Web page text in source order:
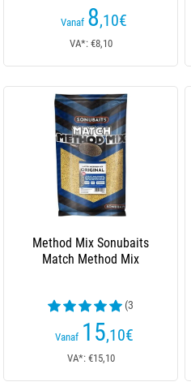
beoordelingen)
Vanaf 8,10€
VA*: €8,10
Method Mix Sonubaits
Match Method Mix
(3
beoordelingen)
Vanaf 15,10€
VA*: €15,10